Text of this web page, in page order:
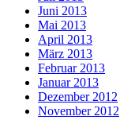
Juni 2013
Mai 2013
April 2013
März 2013
Februar 2013
Januar 2013
Dezember 2012
November 2012